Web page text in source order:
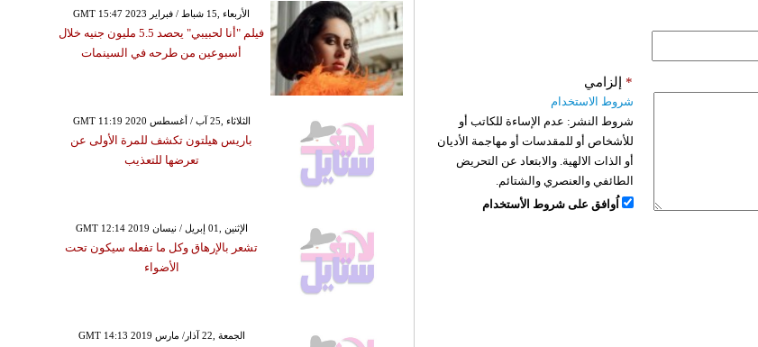
إلزامي *
شروط الاستخدام
شروط النشر: عدم الإساءة للكاتب أو
للأشخاص أو للمقدسات أو مهاجمة الأديان
أو الذات الالهية. والابتعاد عن التحريض
الطائفي والعنصري والشتائم.
اُوافق على شروط الأستخدام
GMT 15:47 2023 الأربعاء ,15 شباط / فبراير
فيلم "أنا لحبيبي" يحصد 5.5 مليون جنيه خلال
أسبوعين من طرحه في السينمات
GMT 11:19 2020 الثلاثاء ,25 آب / أغسطس
باريس هيلتون تكشف للمرة الأولى عن
تعرضها للتعذيب
GMT 12:14 2019 الإثنين ,01 إبريل / نيسان
تشعر بالإرهاق وكل ما تفعله سيكون تحت
الأضواء
GMT 14:13 2019 الجمعة ,22 آذار/ مارس